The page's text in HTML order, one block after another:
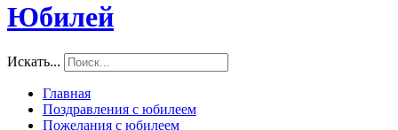
Юбилей
Искать...
Главная
Поздравления с юбилеем
Пожелания с юбилеем